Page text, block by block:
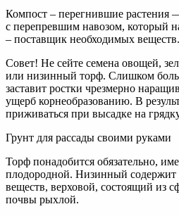
Компост – перегнившие растения
с перепревшим навозом, который
– поставщик необходимых веществ.
Совет! Не сейте семена овощей,
или низинный торф. Слишком
заставит ростки чрезмерно
ущерб корнеобразованию. В
приживаться при высадке на
Грунт для рассады своими руками
Торф понадобится обязательно,
плодородной. Низинный содержит
веществ, верховой, состоящий из
почвы рыхлой.